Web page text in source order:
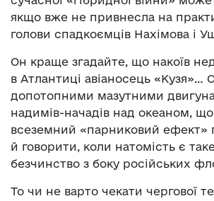
якщо вже не привнесла на
голови спадкоємців Нахімова і
Он краще згадайте, що накоїв
в Атлантиці авіаносець «Кузя»…
допотопними мазутними
надимів-начадів над океаном,
всеземний «парниковий ефект»
й говорити, коли натомість є
безчинство з боку російських
То чи не варто чекати чергової